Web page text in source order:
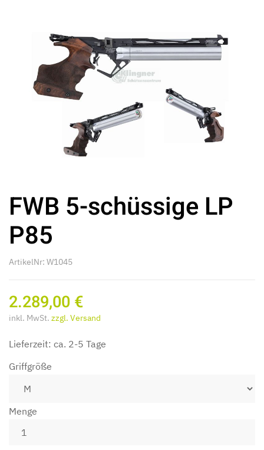
FWB 5-schüssige LP
P85
ArtikelNr: W1045
2.289,00 €
inkl. MwSt. zzgl. Versand
Lieferzeit: ca. 2-5 Tage
Griffgröße
Menge